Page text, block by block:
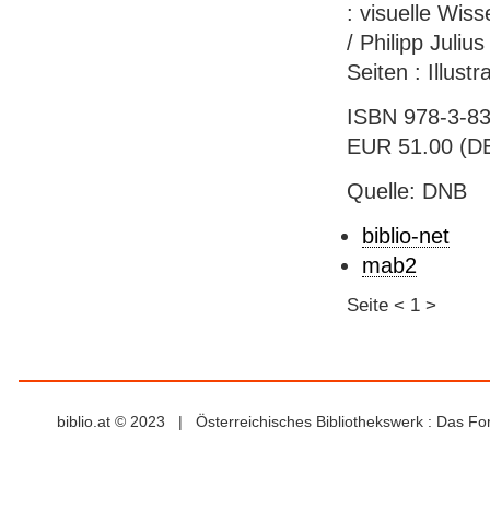
: visuelle
/ Philipp
Seiten :
ISBN 978-3-
EUR 51.00
Quelle: DNB
biblio-net
mab2
Seite < 1 >
biblio.at © 2023 | Österreichisches Bibliothekswerk : Das